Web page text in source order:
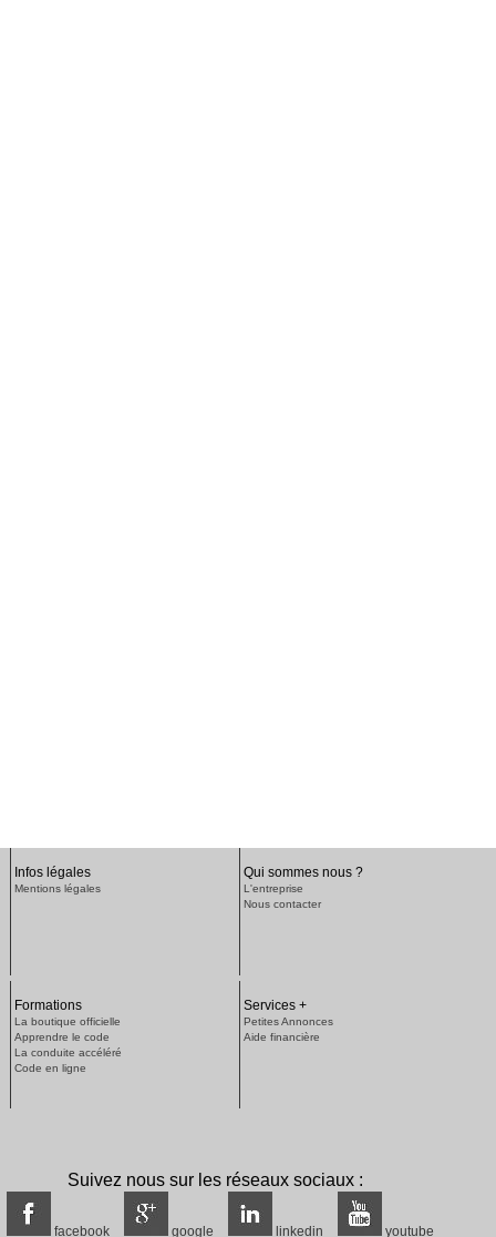
Infos légales
Mentions légales
Qui sommes nous ?
L'entreprise
Nous contacter
Formations
La boutique officielle
Apprendre le code
La conduite accéléré
Code en ligne
Services +
Petites Annonces
Aide financière
Suivez nous sur les réseaux sociaux :
facebook google linkedin youtube